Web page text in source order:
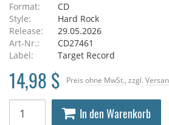
Format:
CD
Style:
Hard Rock
Release:
29.05.2026
Art-Nr.:
CD27461
Label:
Target Record
Preis ohne MwSt. , zzgl.
14,98 $
In den Warenkorb